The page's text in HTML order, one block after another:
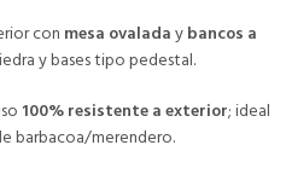
con mesa ovaladaybancos a
y bases tipo pedestal.
100% resistente a exterior; ideal
barbacoa/merendero.